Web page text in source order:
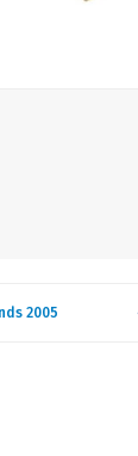
2005